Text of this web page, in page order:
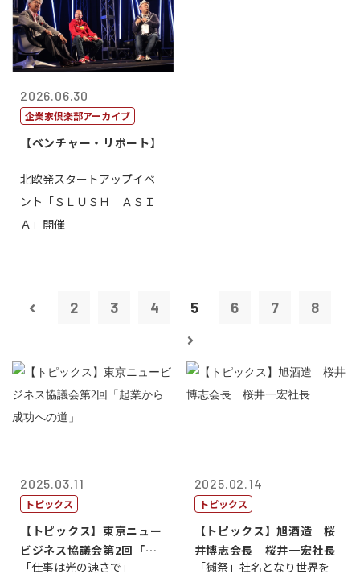
2026.06.30
企業家倶楽部アーカイブ
【ベンチャー・リポート】
北欧発スタートアップイベ
ント「ＳＬＵＳＨ ＡＳＩ
Ａ」開催
2 3 4 5 6 7 8
2025.03.11
トピックス
【トピックス】東京ニュー
ビジネス協議会第2回「起
業から成功へ...
「仕事は光の速さで」
2025.02.14
トピックス
【トピックス】旭酒造 桜
井博志会長 桜井一宏社長
「獺祭」社名となり世界を